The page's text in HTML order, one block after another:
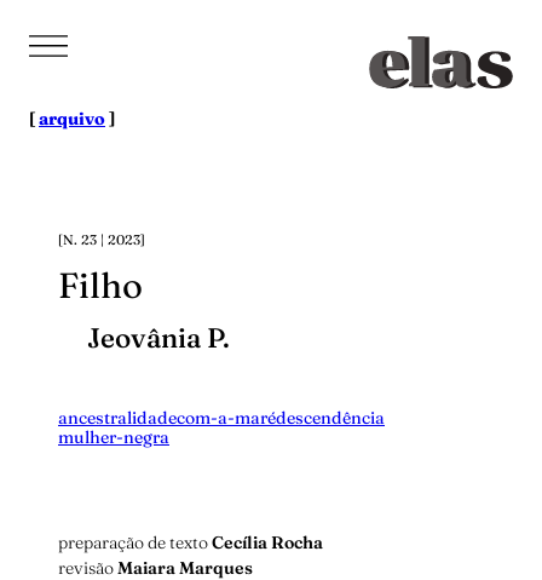
para
[arquivo]
[N. 23 | 2023]
Filho
Jeovânia P.
ancestralidadecom-a-marédescendência
mulher-negra
preparação de textoCecília Rocha
revisãoMaiara Marques